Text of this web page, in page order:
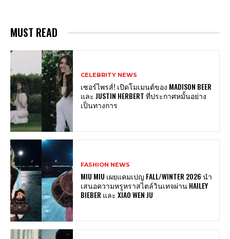
MUST READ
CELEBRITY NEWS
เซอร์ไพรส์! เปิดโมเมนต์ของ MADISON BEER
และ JUSTIN HERBERT ที่ประกาศหมั้นอย่าง
เป็นทางการ
FASHION NEWS
MIU MIU เผยแคมเปญ FALL/WINTER 2026 นำ
เสนอความหรูหราสไตล์วินเทจผ่าน HAILEY
BIEBER และ XIAO WEN JU